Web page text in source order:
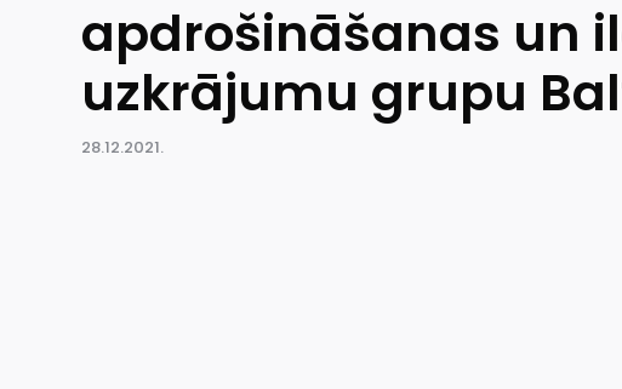
apdrošināšanas un
uzkrājumu grupu
28.12.2021.